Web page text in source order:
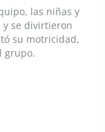
las niñas y
y se divirtieron
su motricidad,
grupo.